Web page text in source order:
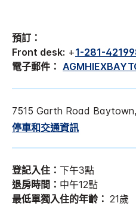
預訂：
Front desk: +1-281-
電子郵件：
7515 Garth Road Baytown,
停車和交通資訊
登記入住： 下午3點
退房時間： 中午12點
最低單獨入住的年齡： 21歲